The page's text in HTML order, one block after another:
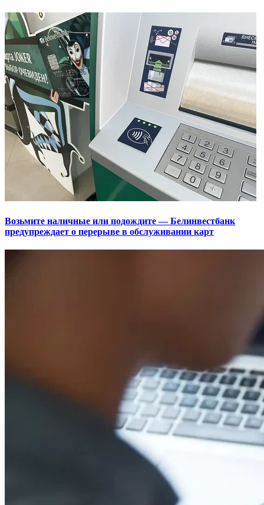
Возьмите наличные или подождите — Белинвестбанк
предупреждает о перерыве в обслуживании карт